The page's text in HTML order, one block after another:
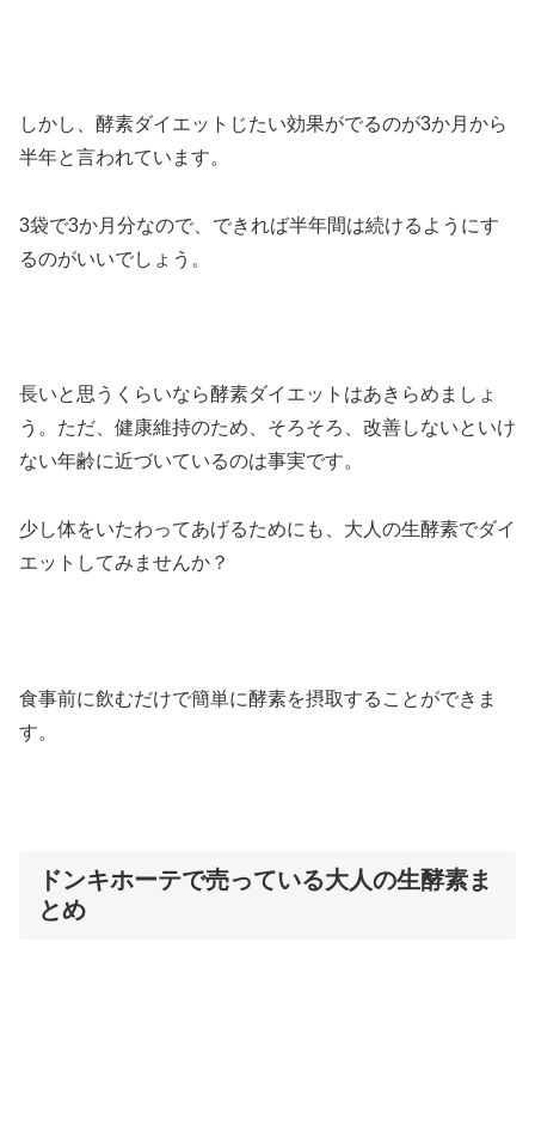
しかし、酵素ダイエットじたい効果がでるのが3か月から
半年と言われています。
3袋で3か月分なので、できれば半年間は続けるようにす
るのがいいでしょう。
長いと思うくらいなら酵素ダイエットはあきらめましょ
う。ただ、健康維持のため、そろそろ、改善しないといけ
ない年齢に近づいているのは事実です。
少し体をいたわってあげるためにも、大人の生酵素でダイ
エットしてみませんか？
食事前に飲むだけで簡単に酵素を摂取することができま
す。
ドンキホーテで売っている大人の生酵素ま
とめ